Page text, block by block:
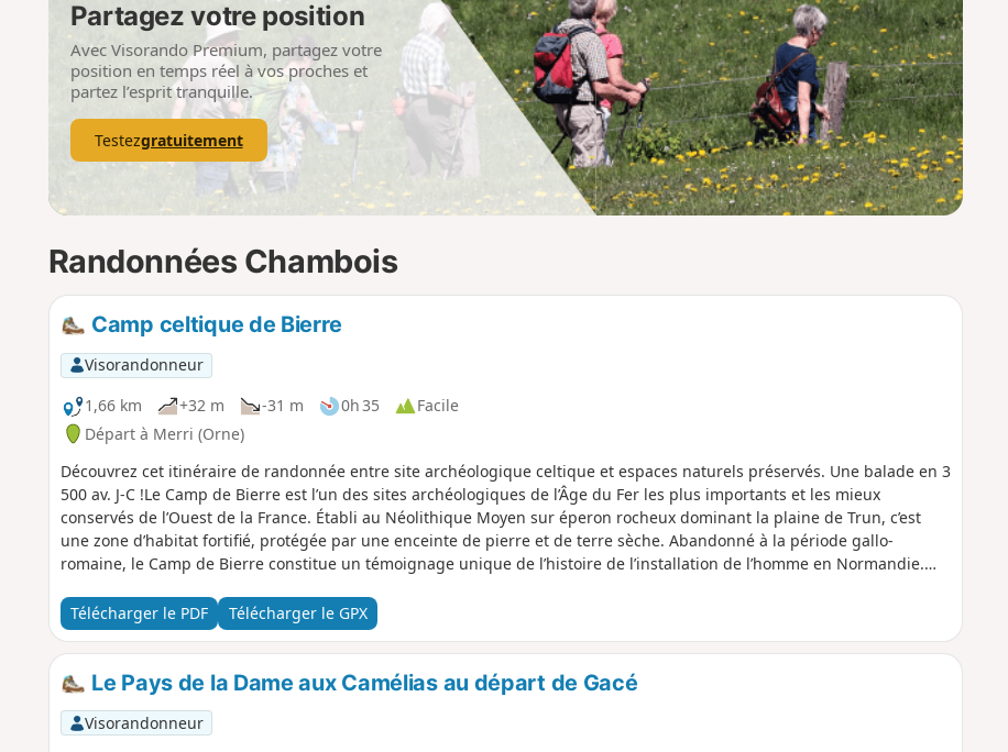
a
m
p
o
i
Partagez votre position
Avec Visorando Premium, partagez votre
position en temps réel à vos proches et
partez l’esprit tranquille.
Testezgratuitement
Randonnées Chambois
Camp celtique de Bierre
Visorandonneur
1,66 km
+32 m -31 m 0h 35
Facile
Départ à Merri (Orne)
Découvrez cet itinéraire de randonnée entre site archéologique celtique et espaces naturels préservés. Une balade en 3
500 av. J-C !Le Camp de Bierre est l’un des sites archéologiques de l’Âge du Fer les plus importants et les mieux
conservés de l’Ouest de la France. Établi au Néolithique Moyen sur éperon rocheux dominant la plaine de Trun, c’est
une zone d’habitat fortifié, protégée par une enceinte de pierre et de terre sèche. Abandonné à la période gallo-
romaine, le Camp de Bierre constitue un témoignage unique de l’histoire de l’installation de l’homme en Normandie.
Télécharger le PDF
Télécharger le GPX
Le Pays de la Dame aux Camélias au départ de Gacé
Visorandonneur